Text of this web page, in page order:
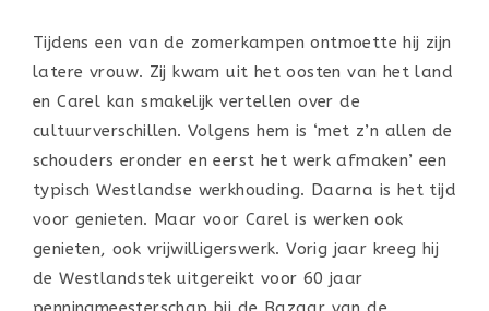
Tijdens een van de zomerkampen ontmoette hij zijn
latere vrouw. Zij kwam uit het oosten van het land
en Carel kan smakelijk vertellen over de
cultuurverschillen. Volgens hem is ‘met z’n allen de
schouders eronder en eerst het werk afmaken’ een
typisch Westlandse werkhouding. Daarna is het tijd
voor genieten. Maar voor Carel is werken ook
genieten, ook vrijwilligerswerk. Vorig jaar kreeg hij
de Westlandstek uitgereikt voor 60 jaar